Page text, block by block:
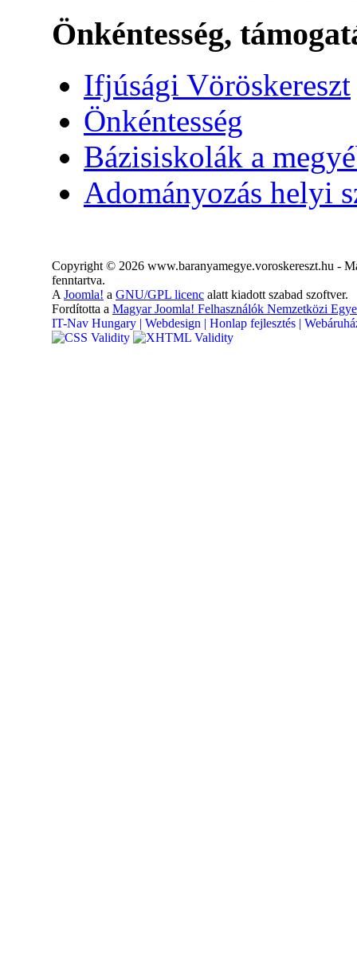
Önkéntesség,
Ifjúsági Vöröskereszt
Önkéntesség
Bázisiskolák a
Adományozás helyi
Copyright © 2026 www.baranyamegye.voroskereszt.hu -
fenntartva.
A Joomla! a GNU/GPL licenc alatt kiadott szabad szoftver.
Fordította a Magyar Joomla! Felhasználók Nemzetközi
IT-Nav Hungary | Webdesign | Honlap fejlesztés |